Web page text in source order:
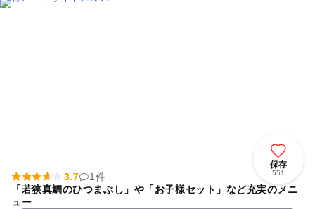
保存
551
3.7
1件
「若狭真鯛のひつまぶし」や「お子様セット」など充実のメニ
ュー